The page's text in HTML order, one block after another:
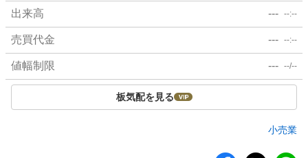
出来高 --- --:--
売買代金 --- --:--
値幅制限 --- --/--
板気配を見る
小売業